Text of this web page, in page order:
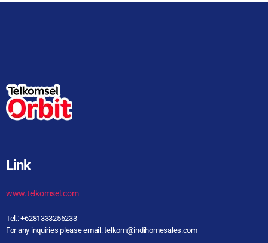
Link
www.telkomsel.com
Tel.: +6281333256233
For any inquiries please email: telkom@indihomesales.com